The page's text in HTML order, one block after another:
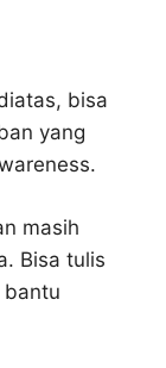
bisa
yang
masih
Bisa tulis
bantu